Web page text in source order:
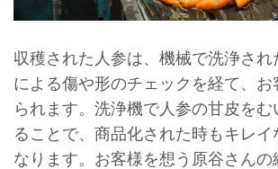
収穫された人参は、機械で洗浄され
による傷や形のチェックを経て、
られます。洗浄機で人参の甘皮を
ることで、商品化された時もキレイ
なります。お客様を想う原谷さんの